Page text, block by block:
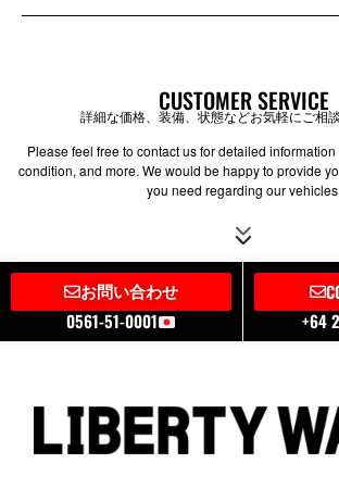
CUSTOMER SERVICE
詳細な価格、装備、状態などお気軽にご相談
Please feel free to contact us for detailed
condition, and more. We would be happy to provide
you need regarding our vehicles.
お問い合わせ
0561-51-0001
+64